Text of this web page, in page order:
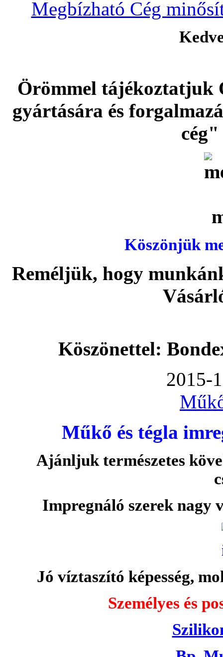
Megbízható Cég
Örömmel tájékoztatjuk
gyártására és
Köszönjük
Reméljük, hogy
Köszönettel:
2015-
Műkő és tégla
Ajánljuk természetes
Impregnáló szerek
Jó víztaszító képesség,
Személyes és